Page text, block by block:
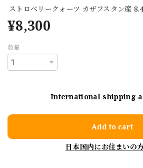
ストロベリークォーツ カザフスタン産
¥8,300
数量
International shipping
Add to cart
日本国内にお住まいの